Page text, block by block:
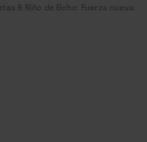
& Niño de Elche: Fuerza nueva.